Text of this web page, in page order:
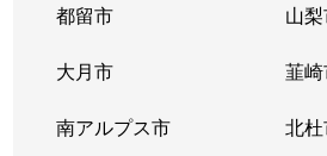
都留市 山
大月市 韮
南アルプス市 北